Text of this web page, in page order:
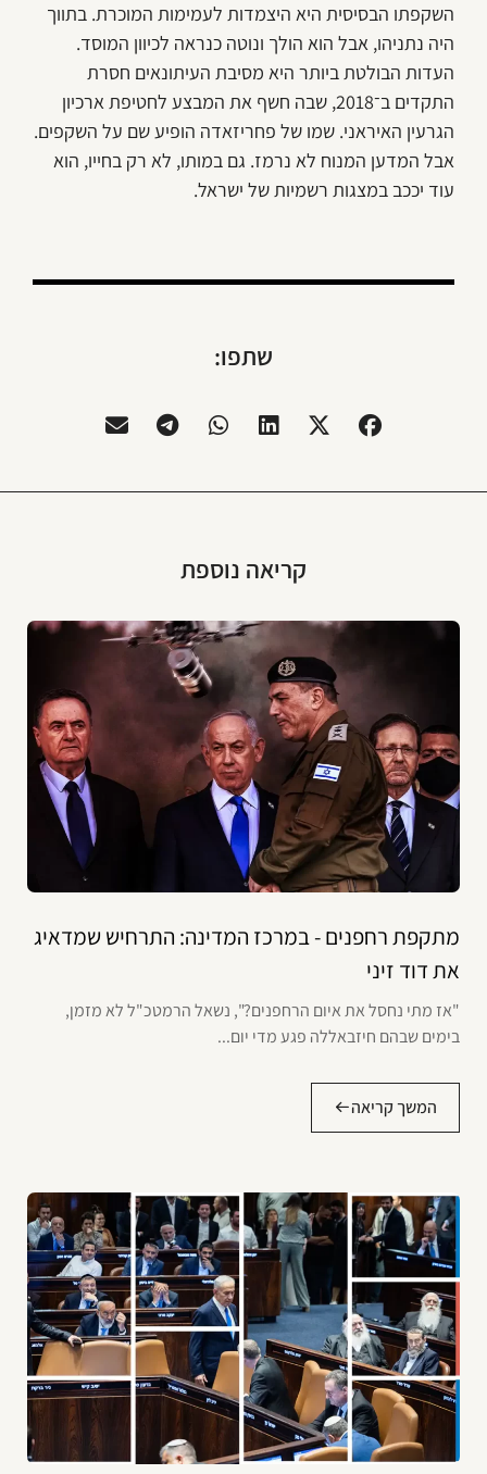
השקפתו הבסיסית היא היצמדות לעמימות המוכרת. בתווך
היה נתניהו, אבל הוא הולך ונוטה כנראה לכיוון המוסד.
העדות הבולטת ביותר היא מסיבת העיתונאים חסרת
התקדים ב־2018, שבה חשף את המבצע לחטיפת ארכיון
הגרעין האיראני. שמו של פחריזאדה הופיע שם על השקפים.
אבל המדען המנוח לא נרמז. גם במותו, לא רק בחייו, הוא
עוד יככב במצגות רשמיות של ישראל.
שתפו:
קריאה נוספת
מתקפת רחפנים - במרכז המדינה: התרחיש שמדאיג
את דוד זיני
"אז מתי נחסל את איום הרחפנים?", נשאל הרמטכ"ל לא מזמן,
בימים שבהם חיזבאללה פגע מדי יום...
המשך קריאה